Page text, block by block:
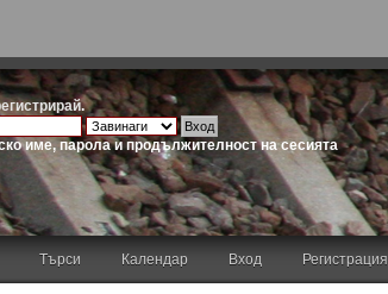
.
име, парола и продължителност на сесията
Търси Календар Вход Регистрация